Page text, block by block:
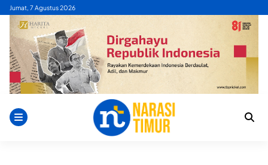
Skip
content
Jumat, 7 Agustus 2026